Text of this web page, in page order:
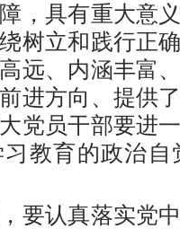
，具有重大意
树立和践行正
远、内涵丰富
进方向、提供
党员干部要进
教育的政治
认真落实党中